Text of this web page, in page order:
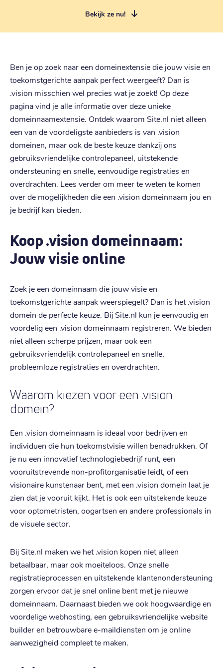
Bekijk ze nu!
Ben je op zoek naar een domeinextensie die jouw visie en
toekomstgerichte aanpak perfect weergeeft? Dan is
.vision misschien wel precies wat je zoekt! Op deze
pagina vind je alle informatie over deze unieke
domeinnaamextensie. Ontdek waarom Site.nl niet alleen
een van de voordeligste aanbieders is van .vision
domeinen, maar ook de beste keuze dankzij ons
gebruiksvriendelijke controlepaneel, uitstekende
ondersteuning en snelle, eenvoudige registraties en
overdrachten. Lees verder om meer te weten te komen
over de mogelijkheden die een .vision domeinnaam jou en
je bedrijf kan bieden.
Koop .vision domeinnaam:
Jouw visie online
Zoek je een domeinnaam die jouw visie en
toekomstgerichte aanpak weerspiegelt? Dan is het .vision
domein de perfecte keuze. Bij Site.nl kun je eenvoudig en
voordelig een .vision domeinnaam registreren. We bieden
niet alleen scherpe prijzen, maar ook een
gebruiksvriendelijk controlepaneel en snelle,
probleemloze registraties en overdrachten.
Waarom kiezen voor een .vision
domein?
Een .vision domeinnaam is ideaal voor bedrijven en
individuen die hun toekomstvisie willen benadrukken. Of
je nu een innovatief technologiebedrijf runt, een
vooruitstrevende non-profitorganisatie leidt, of een
visionaire kunstenaar bent, met een .vision domein laat je
zien dat je vooruit kijkt. Het is ook een uitstekende keuze
voor optometristen, oogartsen en andere professionals in
de visuele sector.
Bij Site.nl maken we het .vision kopen niet alleen
betaalbaar, maar ook moeiteloos. Onze snelle
registratieprocessen en uitstekende klantenondersteuning
zorgen ervoor dat je snel online bent met je nieuwe
domeinnaam. Daarnaast bieden we ook hoogwaardige en
voordelige webhosting, een gebruiksvriendelijke website
builder en betrouwbare e-maildiensten om je online
aanwezigheid compleet te maken.